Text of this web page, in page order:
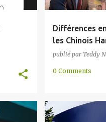
Différences
les Chinois
publié par Teddy
0 Comments